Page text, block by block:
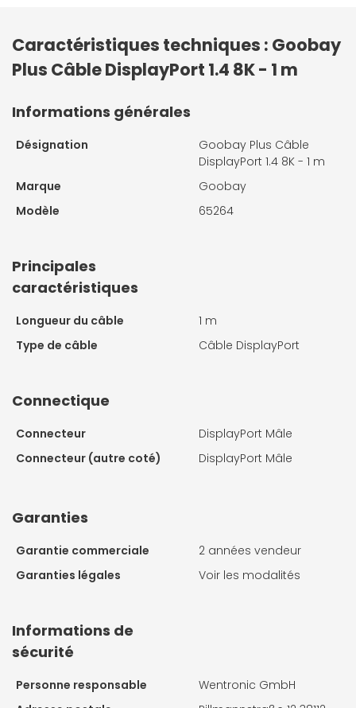
Caractéristiques techniques : Goobay
Plus Câble DisplayPort 1.4 8K - 1 m
Informations générales
Désignation
Goobay Plus Câble
DisplayPort 1.4 8K - 1 m
Marque
Goobay
Modèle
65264
Principales
caractéristiques
Longueur du câble
1 m
Type de câble
Câble DisplayPort
Connectique
Connecteur
DisplayPort Mâle
Connecteur (autre coté)
DisplayPort Mâle
Garanties
Garantie commerciale
2 années vendeur
Garanties légales
Voir les modalités
Informations de
sécurité
Personne responsable
Wentronic GmbH